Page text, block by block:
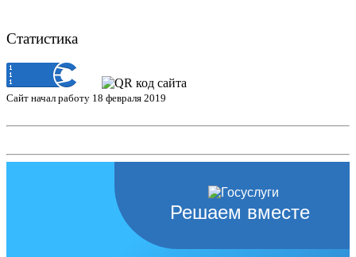
Статистика
Сайт начал работу 18 февраля 2019
Решаем вместе